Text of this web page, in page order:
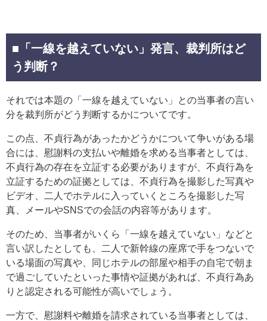
■「一線を越えていない」発言、裁判所はど
う判断？
それでは本題の「一線を越えていない」との当事者の言い
分を裁判所がどう判断するかについてです。
この点、不貞行為があったかどうかについて争いがある場
合には、慰謝料の支払いや離婚を求める当事者としては、
不貞行為の存在を立証する必要がありますが、不貞行為を
立証するための証拠としては、不貞行為を撮影した写真や
ビデオ、二人でホテルに入っていくところを撮影した写
真、メールやSNSでの会話の内容等があります。
そのため、当事者がいくら「一線を越えていない」などと
言い訳したとしても、二人で新幹線の座席で手をつないで
いる場面の写真や、同じホテルの部屋や相手の自宅で朝ま
で過ごしていたといった事情や証拠があれば、不貞行為あ
りと認定される可能性が高いでしょう。
一方で、慰謝料や離婚を請求されている当事者としては、